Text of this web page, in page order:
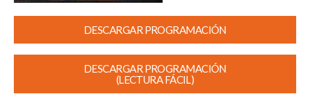
DESCARGAR PROGRAMACIÓN
DESCARGAR PROGRAMACIÓN
(LECTURA FÁCIL)